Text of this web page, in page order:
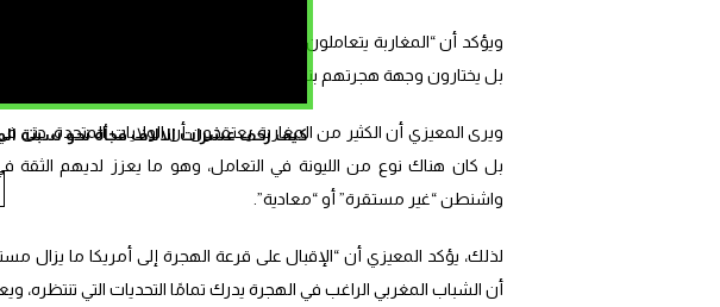
كيف زحف عشرات الالاف فجأة نحو سبتة
ويؤكد أن “المغاربة يتعاملون مع موضوع الهجرة ببراغماتية”، مضيفاً: “هم
بل يختارون وجهة هجرتهم بناء على الفرص المتاحة”.
ويرى المعيزي أن الكثير من المغاربة يعتقدون أن الولايات المتحدة،
بل كان هناك نوع من الليونة في التعامل، وهو ما يعزز لديهم
واشنطن “غير مستقرة” أو “معادية”.
لذلك، يؤكد المعيزي أن “الإقبال على قرعة الهجرة إلى أمريكا ما يزال
أن الشباب المغربي الراغب في الهجرة يدرك تمامًا التحديات التي تنتظره،